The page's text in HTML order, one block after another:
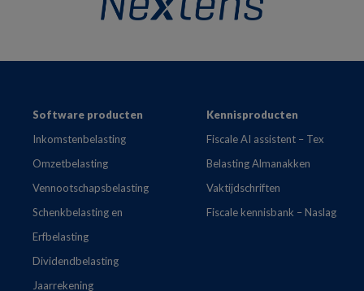
FooterSoftware producten
Inkomstenbelasting
Omzetbelasting
Vennootschapsbelasting
Schenkbelasting en
Erfbelasting
Dividendbelasting
Jaarrekening
Kennisproducten
Fiscale AI assistent – Tex
Belasting Almanakken
Vaktijdschriften
Fiscale kennisbank – Naslag